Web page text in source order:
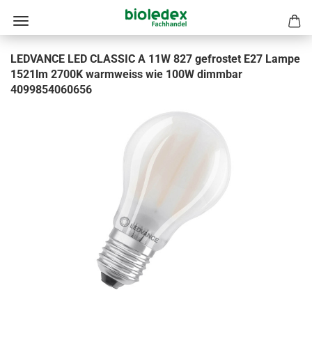
LEDVANCE LED CLASSIC A 11W 827 gefrostet E27 Lampe
1521lm 2700K warmweiss wie 100W dimmbar
4099854060656